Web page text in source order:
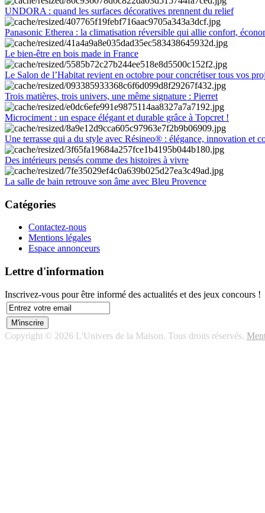
UNDORA : quand les surfaces décoratives prennent du relief
Panasonic Etherea : la climatisation réversible qui allie confort,
Le bien-être en bois made in France
Le Salon de l’Habitat revient en octobre pour concrétiser tous vos
Trois matières, trois univers, une même signature : Pierret
Microciment : un espace élégant et durable grâce à Topcret !
Une terrasse qui a du style avec Résineo® : élégance, innovation et
Des intérieurs pensés comme des histoires à vivre
La salle de bain retrouve son âme avec Bleu Provence
Catégories
Contactez-nous
Mentions légales
Espace annonceurs
Lettre d'information
Inscrivez-vous pour être informé des actualités et des jeux concours !
Copyright © 2026 L'Univers de la Maison. Tous droits réservés.